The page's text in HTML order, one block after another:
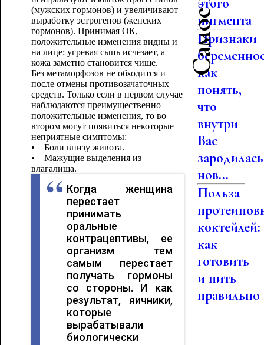
(мужских гормонов) и увеличивают
выработку эстрогенов (женских
гормонов). Принимая ОК,
положительные изменения видны и
на лице: угревая сыпь исчезает, а
кожа заметно становится чище.
Без метаморфозов не обходится и
после отмены противозачаточных
средств. Только если в первом случае
наблюдаются преимущественно
положительные изменения, то во
втором могут появиться некоторые
неприятные симптомы:
• Боли внизу живота.
• Мажущие выделения из
влагалища.
Когда женщина
перестает
принимать
оральные
контрацептивы, ее
организм тем
самым перестает
получать гормоны
со стороны. И как
результат, яичники,
которые
вырабатывали
биологически
пигмента
Признаки
как
понять,
что
внутри
Вас
зародилась
нов...
Польза
коктейлей:
как
готовить
и пить
правильно